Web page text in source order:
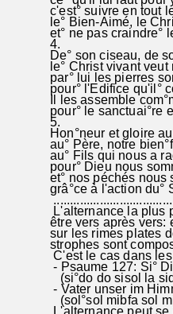
c'est° suivre en tout
le° Bien-Aimé, le
et° ne pas craindre°
4.
De° son ciseau, de
le° Christ vivant veut
par° lui les pierres
pour° l'Edifice qu'il°
Il les assemble
pour° le sanctuai°re
5.
Hon°neur et gloire au
au° Père, notre
au° Fils qui nous a
pour° Dieu nous
et° nos péchés nous
grâ°ce à l'action du°
L'alternance la plus
être vers après vers:
sur les rimes plates
strophes sont
C'est le cas dans
- Psaume 127: Si°
(si°do do sisol la
- Vater unser im
(sol°sol
L'alternance peut se